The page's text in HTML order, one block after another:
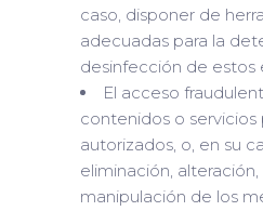
caso, disponer de
adecuadas para la
desinfección de estos
El acceso
contenidos o
autorizados, o, en su
eliminación,
manipulación de los